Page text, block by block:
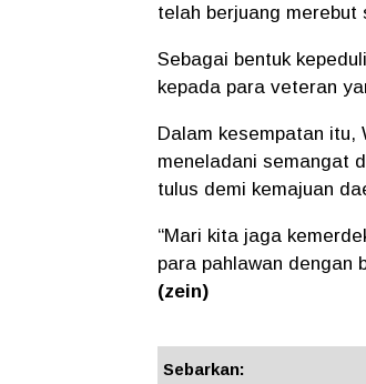
telah berjuang merebut
Sebagai bentuk
kepada para veteran
Dalam kesempatan itu,
meneladani semangat
tulus demi kemajuan
“Mari kita jaga
para pahlawan dengan
(zein)
Sebarkan: